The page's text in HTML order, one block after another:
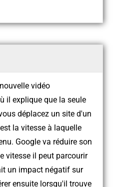
vidéo
il explique que la seule
déplacez un site d'un
la vitesse à laquelle
Google va réduire son
vitesse il peut parcourir
un impact négatif sur
ensuite lorsqu'il trouve